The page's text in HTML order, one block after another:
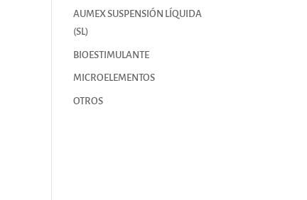
AUMEX SUSPENSIÓN LÍQUIDA
(SL)
BIOESTIMULANTE
MICROELEMENTOS
OTROS